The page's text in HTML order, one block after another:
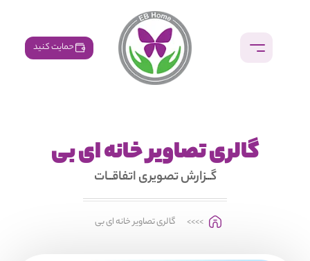
حمایت کنید
گالری تصاویر خانه ای بی
گــزارش تصویری اتفاقــات
>>>> گالری تصاویر خانه ای بی